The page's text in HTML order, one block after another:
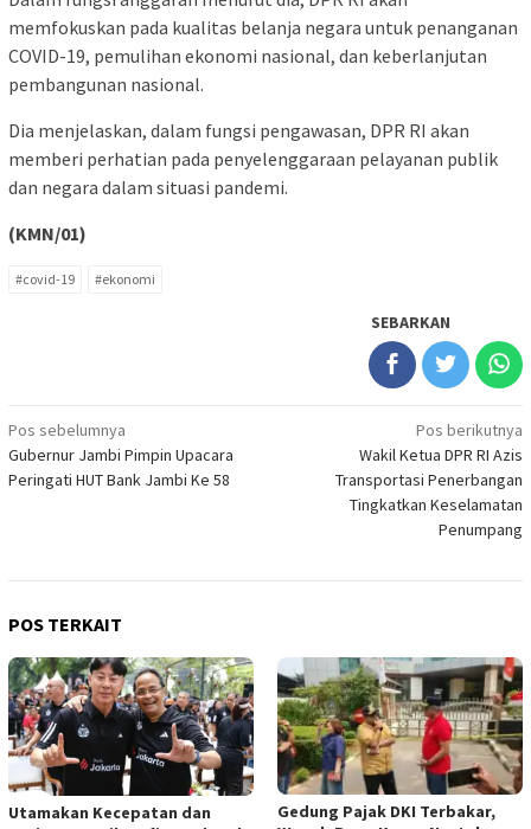
memfokuskan pada kualitas belanja negara untuk penanganan
COVID-19, pemulihan ekonomi nasional, dan keberlanjutan
pembangunan nasional.
Dia menjelaskan, dalam fungsi pengawasan, DPR RI akan
memberi perhatian pada penyelenggaraan pelayanan publik
dan negara dalam situasi pandemi.
(KMN/01)
#covid-19 #ekonomi
SEBARKAN
Navigasi
pos
Pos sebelumnya
Gubernur Jambi Pimpin Upacara
Peringati HUT Bank Jambi Ke 58
Pos berikutnya
Wakil Ketua DPR RI Azis
Transportasi Penerbangan
Tingkatkan Keselamatan
Penumpang
POS TERKAIT
Utamakan Kecepatan dan
Gedung Pajak DKI Terbakar,